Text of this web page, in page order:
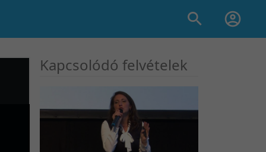
Kapcsolódó felvételek